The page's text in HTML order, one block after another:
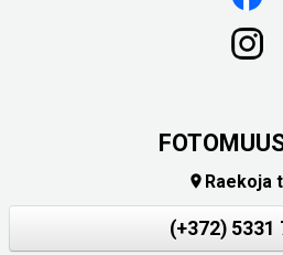
 Raekoja
(+372) 5331